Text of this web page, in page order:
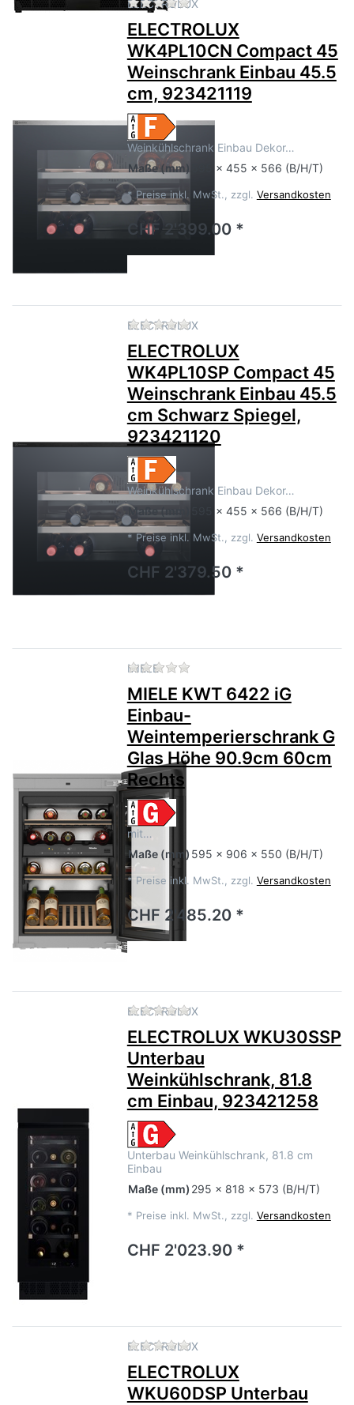
ELECTROLUXZu diesem Produkt liegen
ELECTROLUX
WK4PL10CN Compact 45
Weinschrank Einbau 45.5
cm, 923421119
Weinkühlschrank Einbau Dekor…
Maße (mm) 595 x 455 x 566 (B/H/T)
* Preise inkl. MwSt., zzgl. Versandkosten
CHF 2'399.00 *
ELECTROLUXZu diesem Produkt liegen
ELECTROLUX
WK4PL10SP Compact 45
Weinschrank Einbau 45.5
cm Schwarz Spiegel,
923421120
Weinkühlschrank Einbau Dekor…
Maße(mm) 595 x 455 x 566 (B/H/T)
* Preise inkl. MwSt., zzgl. Versandkosten
CHF 2'379.50 *
MIELE Zu diesem Produkt liegen
MIELE KWT 6422 iG
Einbau-
Weintemperierschrank G
Glas Höhe 90.9cm 60cm
Rechts
mit…
Maße (mm) 595 x 906 x 550 (B/H/T)
* Preise inkl. MwSt., zzgl. Versandkosten
CHF 2'485.20 *
ELECTROLUXZu diesem Produkt liegen
ELECTROLUX WKU30SSP
Unterbau
Weinkühlschrank, 81.8
cm Einbau, 923421258
Unterbau Weinkühlschrank, 81.8 cm
Einbau
Maße (mm) 295 x 818 x 573 (B/H/T)
* Preise inkl. MwSt., zzgl. Versandkosten
CHF 2'023.90 *
ELECTROLUXZu diesem Produkt liegen
ELECTROLUX
WKU60DSP Unterbau